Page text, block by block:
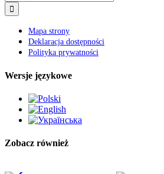
Mapa strony
Deklaracja dostępności
Polityka prywatności
Wersje językowe
Zobacz również